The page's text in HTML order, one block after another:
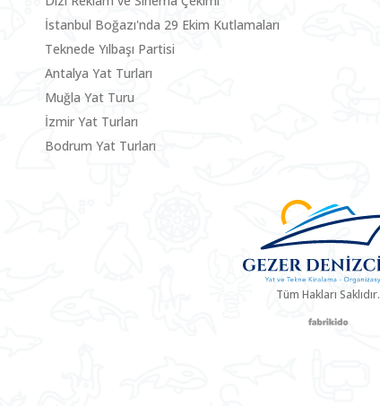
İstanbul Boğazı'nda 29 Ekim Kutlamaları
Teknede Yılbaşı Partisi
Antalya Yat Turları
Muğla Yat Turu
İzmir Yat Turları
Bodrum Yat Turları
Tüm Hakları Saklıdır.